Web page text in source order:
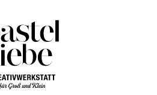
Zur
Navigation
springen
Zum
Inhalt
springen